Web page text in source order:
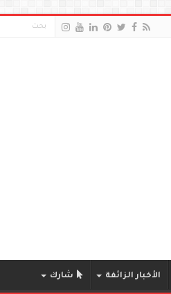
الأخبار الزائفة شارك